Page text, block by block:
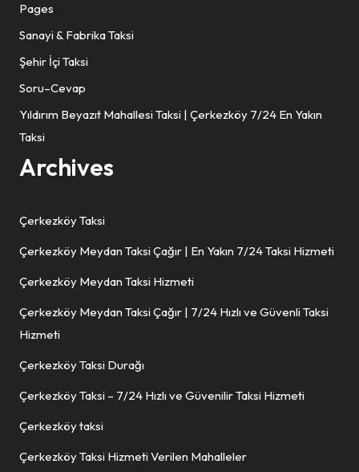
Pages
Sanayi & Fabrika Taksi
Şehir İçi Taksi
Soru–Cevap
Yıldırım Beyazıt Mahallesi Taksi | Çerkezköy 7/24 En Yakın
Taksi
Archives
Çerkezköy Taksi
Çerkezköy Meydan Taksi Çağır | En Yakın 7/24 Taksi Hizmeti
Çerkezköy Meydan Taksi Hizmeti
Çerkezköy Meydan Taksi Çağır | 7/24 Hızlı ve Güvenli Taksi
Hizmeti
Çerkezköy Taksi Durağı
Çerkezköy Taksi – 7/24 Hızlı ve Güvenilir Taksi Hizmeti
Çerkezköy taksi
Çerkezköy Taksi Hizmeti Verilen Mahalleler